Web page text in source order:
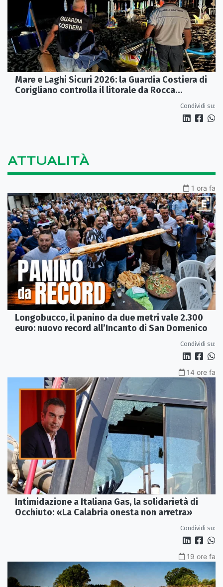
Mare e Laghi Sicuri 2026: la Guardia Costiera di
Corigliano controlla il litorale da Rocca
Condividi su:
ATTUALITÀ
1 ora fa
Longobucco, il panino da due metri vale 2.300
euro: nuovo record all’Incanto di San Domenico
Condividi su:
14 ore fa
Intimidazione a Italiana Gas, la solidarietà di
Occhiuto: «La Calabria onesta non arretra»
Condividi su:
19 ore fa